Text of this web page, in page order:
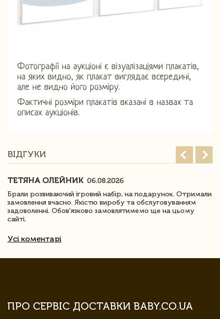
Фотографії на аукціоні є візуалізаціями плакатів,
на яких видно, як плакат виглядає всередині,
але не видно його розміру.
Фактичні розміри плакатів вказані в назвах та
описах аукціонів.
ВІДГУКИ
ТЕТЯНА ОЛЕЙНИК 06.08.2026
Брали розвиваючий ігровий набір, на подарунок. Отримали
замовлення вчасно. Якістю виробу та обслуговуванням
задоволенні. Обов'язково замовлятимемо ще на цьому
сайті.
Усі коментарі
ПРО СЕРВІС ДОСТАВКИ BABY.CO.UA